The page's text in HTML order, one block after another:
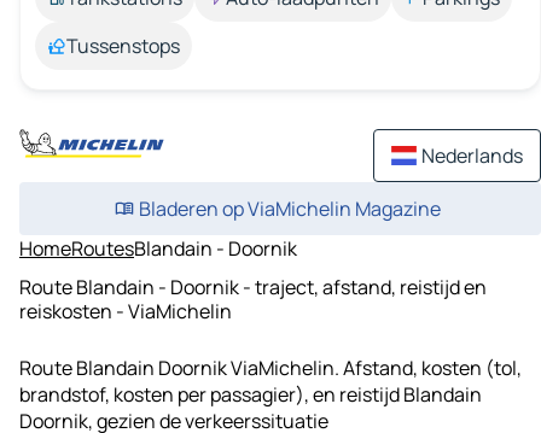
Tussenstops
Nederlands
Bladeren op ViaMichelin Magazine
HomeRoutesBlandain - Doornik
Route Blandain - Doornik - traject, afstand, reistijd en
reiskosten - ViaMichelin
Route Blandain Doornik ViaMichelin. Afstand, kosten (tol,
brandstof, kosten per passagier), en reistijd Blandain
Doornik, gezien de verkeerssituatie